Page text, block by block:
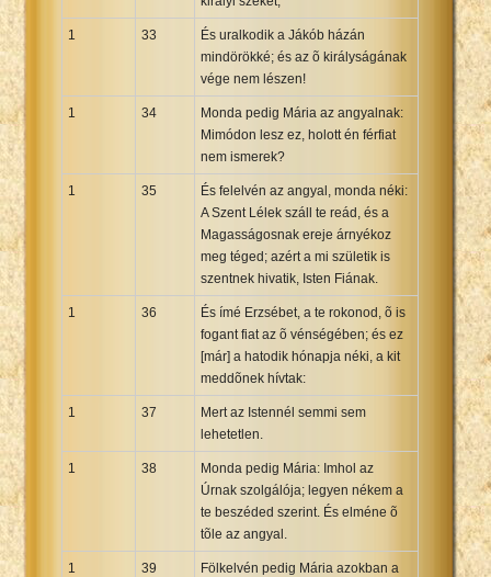
1 33
És uralkodik a Jákób házán
mindörökké; és az õ királyságának
vége nem lészen!
1 34
Monda pedig Mária az angyalnak:
Mimódon lesz ez, holott én férfiat
nem ismerek?
1 35
És felelvén az angyal, monda néki:
A Szent Lélek száll te reád, és a
Magasságosnak ereje árnyékoz
meg téged; azért a mi születik is
szentnek hivatik, Isten Fiának.
1 36
És ímé Erzsébet, a te rokonod, õ is
fogant fiat az õ vénségében; és ez
[már] a hatodik hónapja néki, a kit
meddõnek hívtak:
1 37
Mert az Istennél semmi sem
lehetetlen.
1 38
Monda pedig Mária: Imhol az
Úrnak szolgálója; legyen nékem a
te beszéded szerint. És elméne õ
tõle az angyal.
1 39
Fölkelvén pedig Mária azokban a